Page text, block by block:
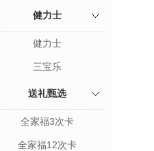
健力士
健力士
三宝乐
送礼甄选
全家福3次卡
全家福12次卡